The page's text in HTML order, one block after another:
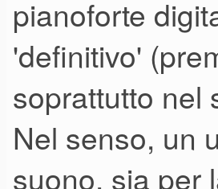
pianoforte
'definitivo'
soprattutto nel
Nel senso, un
suono, sia per